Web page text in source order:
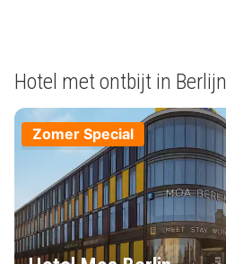
Hotel met ontbijt in Berlijn
Zomer Special